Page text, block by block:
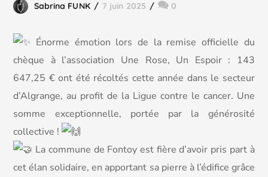
Sabrina FUNK 7 juin 2025 0
Énorme émotion lors de la remise officielle du
chèque à l’association Une Rose, Un Espoir : 143
647,25 € ont été récoltés cette année dans le secteur
d’Algrange, au profit de la Ligue contre le cancer. Une
somme exceptionnelle, portée par la générosité
collective !
La commune de Fontoy est fière d’avoir pris part à
cet élan solidaire, en apportant sa pierre à l’édifice grâce